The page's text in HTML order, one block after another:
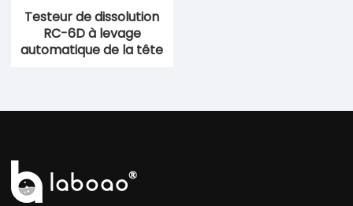
Testeur de dissolution
RC-6D à levage
automatique de la tête